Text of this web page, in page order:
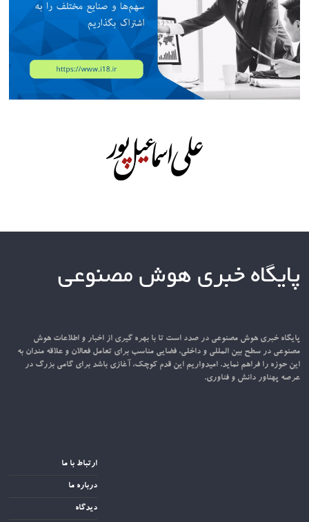
پایگاه خبری هوش مصنوعی
پایگاه خبری هوش مصنوعی در صدد است تا با بهره گیری از اخبار و اطلاعات هوش
مصنوعی در سطح بین المللی و داخلی، فضایی مناسب برای تعامل فعالان و علاقه مندان به
این حوزه را فراهم نماید. امیدواریم این قدم کوچک، آغازی باشد برای گامی بزرگ در
عرصه پهناور دانش و فناوری.
ارتباط با ما
درباره ما
دیدگاه